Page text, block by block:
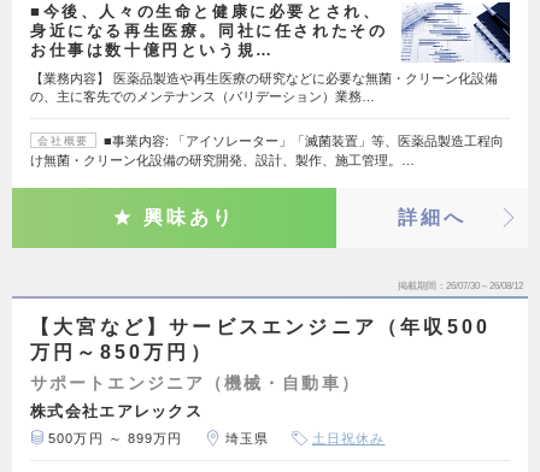
■今後、人々の生命と健康に必要とされ、
身近になる再生医療。同社に任されたその
お仕事は数十億円という規…
【業務内容】 医薬品製造や再生医療の研究などに必要な無菌・クリーン化設備
の、主に客先でのメンテナンス（バリデーション）業務…
会社概要
■事業内容: 「アイソレーター」「滅菌装置」等、医薬品製造工程向
け無菌・クリーン化設備の研究開発、設計、製作、施工管理。…
興味あり 詳細へ
掲載期間 26/07/30～26/08/12
【大宮など】サービスエンジニア（年収500
万円～850万円）
サポートエンジニア（機械・自動車）
株式会社エアレックス
500万円 ～ 899万円 埼玉県 土日祝休み